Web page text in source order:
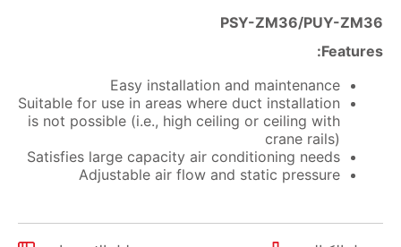
PSY-ZM36/PUY-ZM36
Features:
Easy installation and maintenance
Suitable for use in areas where duct installation
is not possible (i.e., high ceiling or ceiling with
crane rails)
Satisfies large capacity air conditioning needs
Adjustable air flow and static pressure